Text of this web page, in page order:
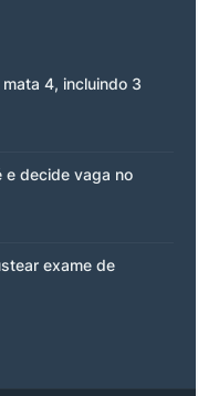
4, incluindo 3
e decide vaga no
exame de